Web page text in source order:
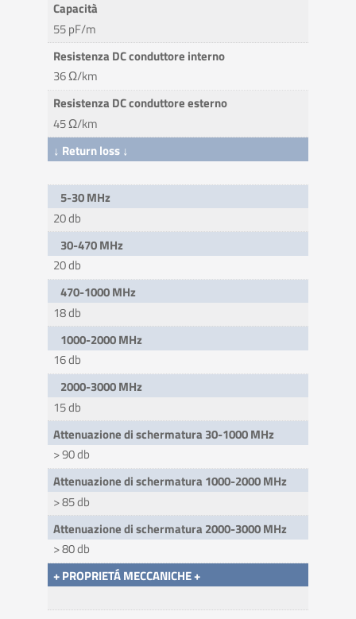
Capacità
55 pF/m
Resistenza DC conduttore interno
36 Ω/km
Resistenza DC conduttore esterno
45 Ω/km
↓ Return loss ↓
5-30 MHz
20 db
30-470 MHz
20 db
470-1000 MHz
18 db
1000-2000 MHz
16 db
2000-3000 MHz
15 db
Attenuazione di schermatura 30-1000 MHz
> 90 db
Attenuazione di schermatura 1000-2000 MHz
> 85 db
Attenuazione di schermatura 2000-3000 MHz
> 80 db
+ PROPRIETÁ MECCANICHE +